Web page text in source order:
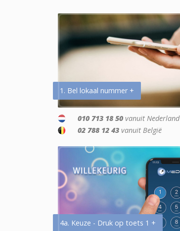
1. Bel lokaal nummer +
010 713 18 50 vanuit Nederland
02 788 12 43 vanuit België
4a. Keuze - Druk op toets 1 +